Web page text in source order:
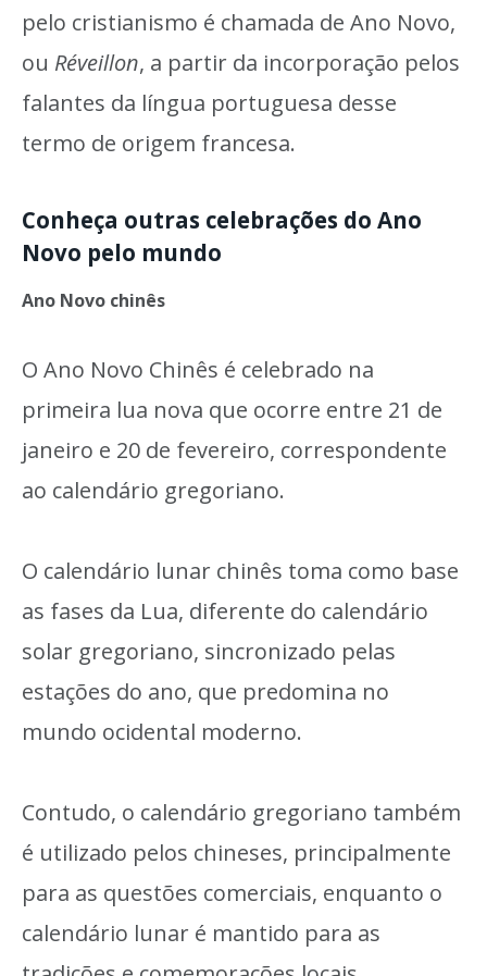
pelo cristianismo é chamada de Ano Novo,
ou Réveillon, a partir da incorporação pelos
falantes da língua portuguesa desse
termo de origem francesa.
Conheça outras celebrações do Ano
Novo pelo mundo
Ano Novo chinês
O Ano Novo Chinês é celebrado na
primeira lua nova que ocorre entre 21 de
janeiro e 20 de fevereiro, correspondente
ao calendário gregoriano.
O calendário lunar chinês toma como base
as fases da Lua, diferente do calendário
solar gregoriano, sincronizado pelas
estações do ano, que predomina no
mundo ocidental moderno.
Contudo, o calendário gregoriano também
é utilizado pelos chineses, principalmente
para as questões comerciais, enquanto o
calendário lunar é mantido para as